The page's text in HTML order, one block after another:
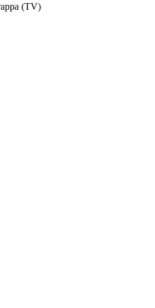
(TV)